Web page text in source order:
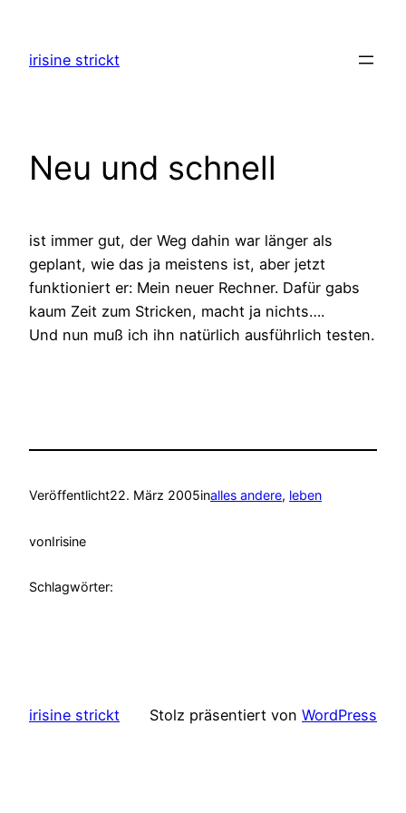
springen
irisine strickt
Neu und schnell
ist immer gut, der Weg dahin war länger als
geplant, wie das ja meistens ist, aber jetzt
funktioniert er: Mein neuer Rechner. Dafür gabs
kaum Zeit zum Stricken, macht ja nichts….
Und nun muß ich ihn natürlich ausführlich testen.
Veröffentlicht22. März 2005inalles andere, leben
vonIrisine
Schlagwörter:
irisine strickt Stolz präsentiert von WordPress